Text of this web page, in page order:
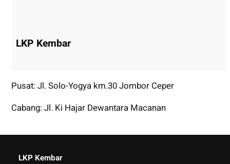
LKP Kembar
Pusat: Jl. Solo-Yogya km.30 Jombor Ceper
Cabang: Jl. Ki Hajar Dewantara Macanan
LKP Kembar